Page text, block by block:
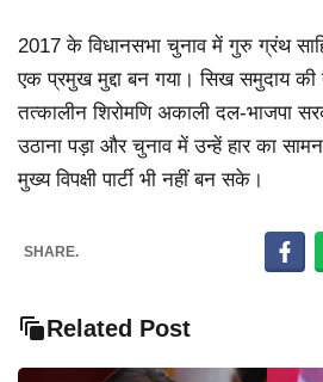
2017 के विधानसभा चुनाव में गुरु ग्रंथ
एक प्रमुख मुद्दा बन गया। सिख समुदाय की
तत्कालीन शिरोमणि अकाली दल-भाजपा
उठाना पड़ा और चुनाव में उन्हें हार का
मुख्य विपक्षी पार्टी भी नहीं बन सके।
SHARE.
Related Post